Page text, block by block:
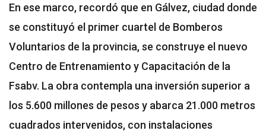
En ese marco, recordó que en Gálvez, ciudad donde
se constituyó el primer cuartel de Bomberos
Voluntarios de la provincia, se construye el nuevo
Centro de Entrenamiento y Capacitación de la
Fsabv. La obra contempla una inversión superior a
los 5.600 millones de pesos y abarca 21.000 metros
cuadrados intervenidos, con instalaciones